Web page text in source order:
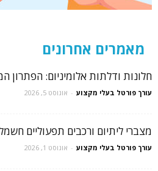
מאמרים אחרונים
חלונות ודלתות אלומיניום: הפתרון
עורך פורטל בעלי מקצוע - אוגוסט 5, 2026
מצברי ליתיום ורכבים תפעוליים
עורך פורטל בעלי מקצוע - אוגוסט 1, 2026